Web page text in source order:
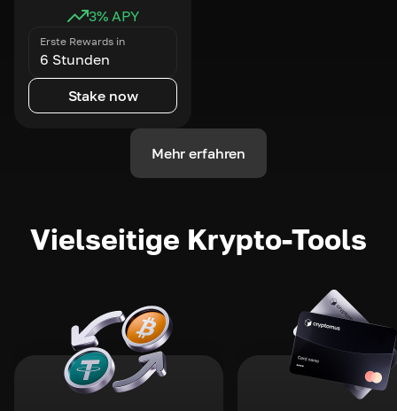
3% APY
Erste Rewards in
6 Stunden
Stake now
Mehr erfahren
Vielseitige Krypto-Tools